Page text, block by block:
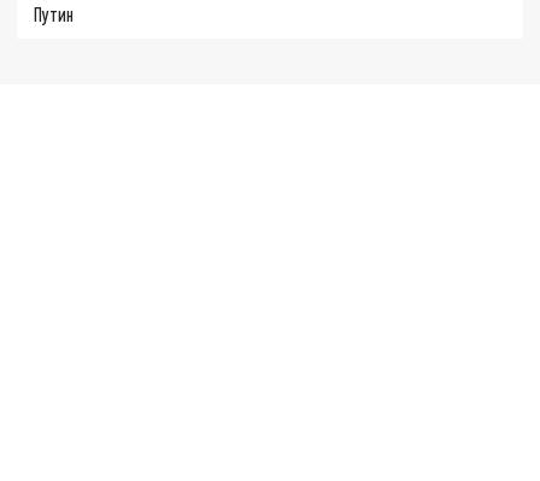
Путин